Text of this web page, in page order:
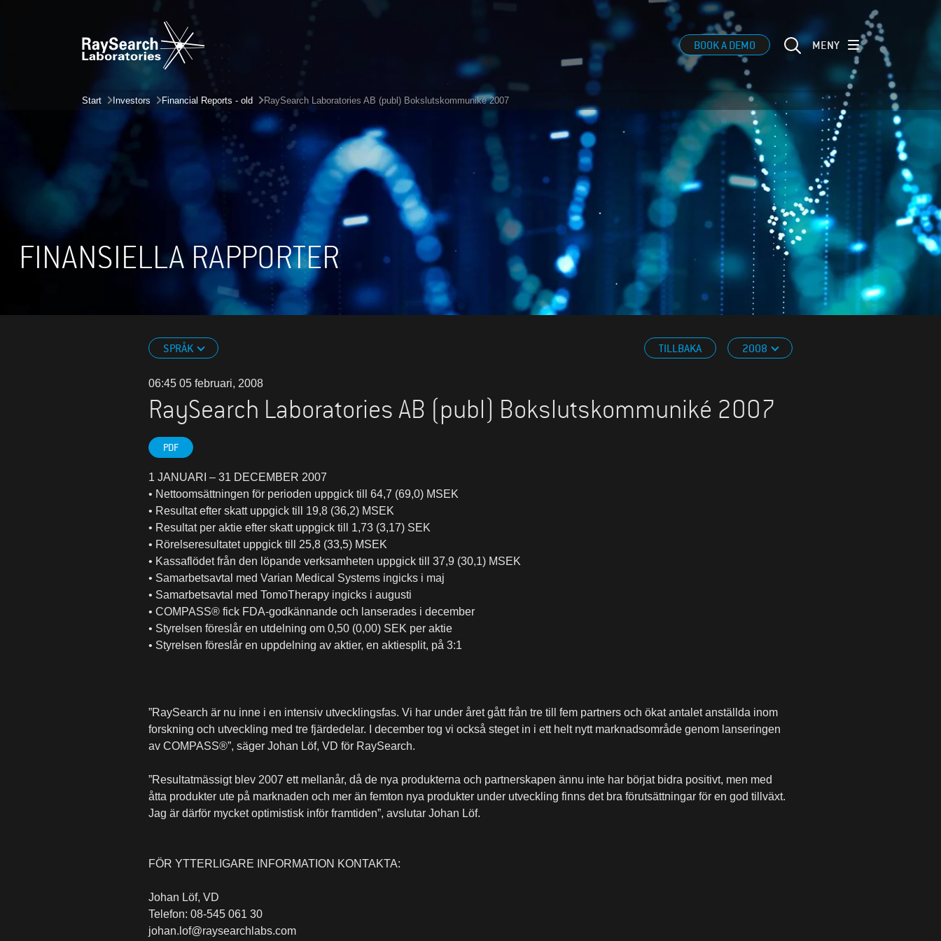
BOOK A DEMO MENY
Start Investors Financial Reports - old RaySearch Laboratories AB (publ) Bokslutskommuniké 2007
FINANSIELLA RAPPORTER
SPRÅK TILLBAKA 2008
06:45 05 februari, 2008
RaySearch Laboratories AB (publ) Bokslutskommuniké 2007
PDF
1 JANUARI – 31 DECEMBER 2007
• Nettoomsättningen för perioden uppgick till 64,7 (69,0) MSEK
• Resultat efter skatt uppgick till 19,8 (36,2) MSEK
• Resultat per aktie efter skatt uppgick till 1,73 (3,17) SEK
• Rörelseresultatet uppgick till 25,8 (33,5) MSEK
• Kassaflödet från den löpande verksamheten uppgick till 37,9 (30,1) MSEK
• Samarbetsavtal med Varian Medical Systems ingicks i maj
• Samarbetsavtal med TomoTherapy ingicks i augusti
• COMPASS® fick FDA-godkännande och lanserades i december
• Styrelsen föreslår en utdelning om 0,50 (0,00) SEK per aktie
• Styrelsen föreslår en uppdelning av aktier, en aktiesplit, på 3:1
”RaySearch är nu inne i en intensiv utvecklingsfas. Vi har under året gått från tre till fem partners och ökat antalet anställda inom
forskning och utveckling med tre fjärdedelar. I december tog vi också steget in i ett helt nytt marknadsområde genom lanseringen
av COMPASS®”, säger Johan Löf, VD för RaySearch.
”Resultatmässigt blev 2007 ett mellanår, då de nya produkterna och partnerskapen ännu inte har börjat bidra positivt, men med
åtta produkter ute på marknaden och mer än femton nya produkter under utveckling finns det bra förutsättningar för en god tillväxt.
Jag är därför mycket optimistisk inför framtiden”, avslutar Johan Löf.
FÖR YTTERLIGARE INFORMATION KONTAKTA:
Johan Löf, VD
Telefon: 08-545 061 30
johan.lof@raysearchlabs.com